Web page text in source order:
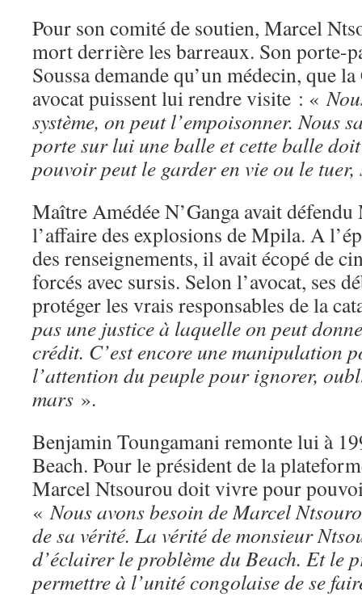
Pour son comité de soutien, Marcel
mort derrière les barreaux. Son porte-
Soussa demande qu’un médecin, que
avocat puissent lui rendre visite : «
système, on peut l’empoisonner. Nous
porte sur lui une balle et cette balle
pouvoir peut le garder en vie ou le tuer,
Maître Amédée N’Ganga avait
l’affaire des explosions de Mpila. A
des renseignements, il avait écopé de
forcés avec sursis. Selon l’avocat, ses
protéger les vrais responsables de la
pas une justice à laquelle on peut
crédit. C’est encore une manipulation
l’attention du peuple pour ignorer,
mars ».
Benjamin Toungamani remonte lui à
Beach. Pour le président de la
Marcel Ntsourou doit vivre pour
«Nous avons besoin de Marcel
de sa vérité. La vérité de monsieur
d’éclairer le problème du Beach. Et le
permettre à l’unité congolaise de se